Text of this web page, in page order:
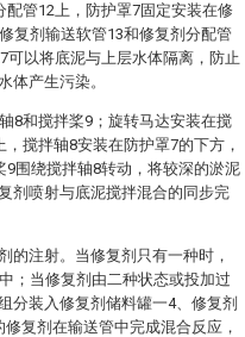
管12上，防护罩7固定安装在修
复剂输送软管13和修复剂分配管
可以将底泥与上层水体隔离，防止
体产生污染。
8和搅拌桨9；旋转马达安装在搅
搅拌轴8安装在防护罩7的下方，
围绕搅拌轴8转动，将较深的淤泥
剂喷射与底泥搅拌混合的同步完
的注射。当修复剂只有一种时，
；当修复剂由二种状态或投加过
分装入修复剂储料罐一4、修复剂
复剂在输送管中完成混合反应，